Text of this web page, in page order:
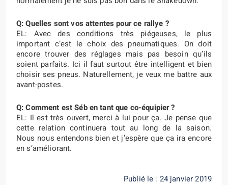
Q: Quelles sont vos attentes pour ce rallye ?
EL: Avec des conditions très piégeuses, le plus
important c’est le choix des pneumatiques. On doit
encore trouver des réglages mais pas besoin qu’ils
soient parfaits. Ici il faut surtout être intelligent et bien
choisir ses pneus. Naturellement, je veux me battre aux
avant-postes.
Q: Comment est Séb en tant que co-équipier ?
EL: Il est très ouvert, merci à lui pour ça. Je pense que
cette relation continuera tout au long de la saison.
Nous nous entendons bien et j’espère que ça ira encore
en s’améliorant.
Publié le : 24 janvier 2019